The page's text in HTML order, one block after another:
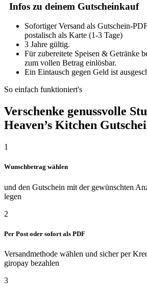
Infos zu deinem Gutscheinkauf
Sofortiger Versand als Gutschein-
postalisch als Karte (1-3 Tage)
3 Jahre gültig.
Für zubereitete Speisen & Getränke
zum vollen Betrag einlösbar.
Ein Eintausch gegen Geld ist
So einfach funktioniert's
Verschenke genussvolle
Heaven’s Kitchen
1
Wunschbetrag wählen
und den Gutschein mit der gewünschten
legen
2
Per Post oder sofort als PDF
Versandmethode wählen und sicher per
giropay bezahlen
3